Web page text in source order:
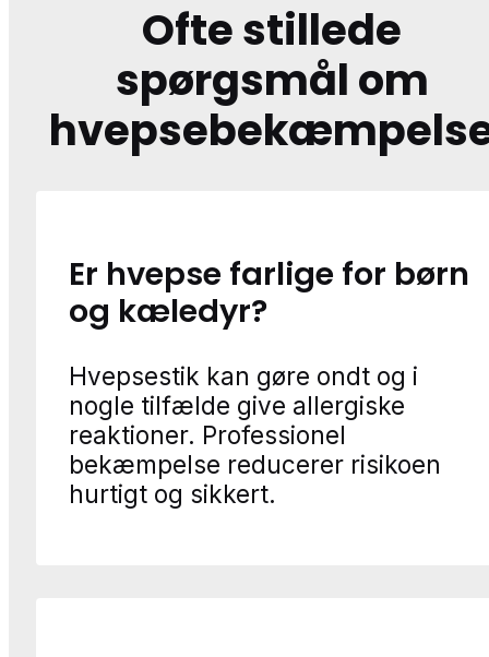
Ofte stillede
spørgsmål om
Er hvepse farlige for børn
og kæledyr?
Hvepsestik kan gøre ondt og i
nogle tilfælde give allergiske
reaktioner. Professionel
bekæmpelse reducerer risikoen
hurtigt og sikkert.